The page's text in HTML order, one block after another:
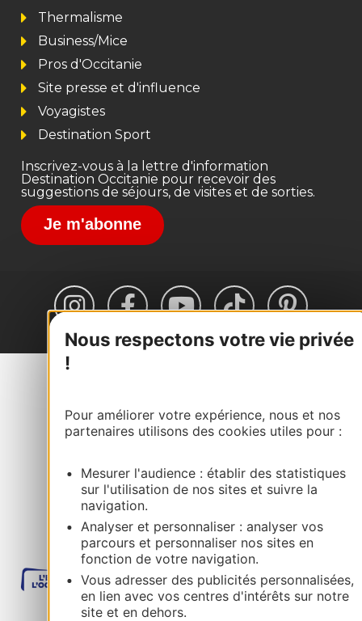
Nous respectons votre vie privée
!
Pour améliorer votre expérience, nous et nos
partenaires utilisons des cookies utiles pour :
Mesurer l'audience : établir des statistiques
sur l'utilisation de nos sites et suivre la
navigation.
Analyser et personnaliser : analyser vos
parcours et personnaliser nos sites en
fonction de votre navigation.
Vous adresser des publicités personnalisées,
en lien avec vos centres d'intérêts sur notre
site et en dehors.
Thermalisme
Business/Mice
Pros d'Occitanie
Site presse et d'influence
Voyagistes
Destination Sport
Inscrivez-vous à la lettre d'information
Destination Occitanie pour recevoir des
suggestions de séjours, de visites et de sorties.
Je m'abonne
#VoyageOccitanie